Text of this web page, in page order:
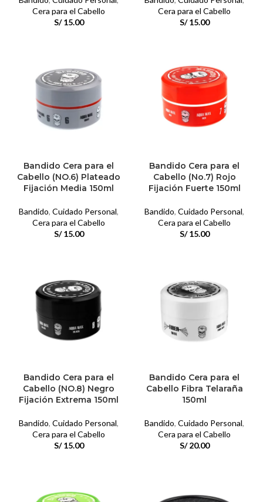
Cera para el Cabello
S/15.00
Cera para el Cabello
S/15.00
Bandido Cera para el
Cabello (NO.6) Plateado
Fijación Media 150ml
Bandido, Cuidado Personal,
Cera para el Cabello
S/15.00
Bandido Cera para el
Cabello (No.7) Rojo
Fijación Fuerte 150ml
Bandido, Cuidado Personal,
Cera para el Cabello
S/15.00
Bandido Cera para el
Cabello (NO.8) Negro
Fijación Extrema 150ml
Bandido, Cuidado Personal,
Cera para el Cabello
S/15.00
Bandido Cera para el
Cabello Fibra Telaraña
150ml
Bandido, Cuidado Personal,
Cera para el Cabello
S/20.00